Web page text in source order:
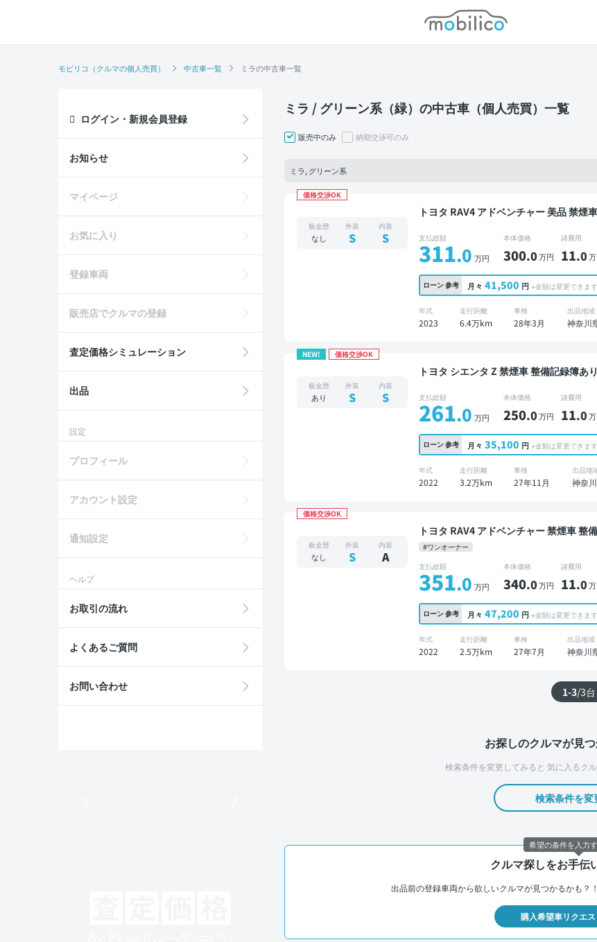
モビリコ
モビリコ（クルマの個人売買） 中古車一覧 ミラの中古車一覧
ミラ / グリーン系（緑）の中古車（個人売買）一覧
販売中のみ 納期交渉可のみ
ミラ, グリーン系
価格交渉OK
トヨタ RAV4 アドベンチャー 美品 禁煙車 整備記録簿あり ディスプレイオーディオ ※ナビキット
ートキー ETC 電動バックドア バックモ
板金歴
なし
外装
S
内装
S 支払総額
311.0 万円
本体価格
300.0万円
諸費用
11.0
ローン参考 月々 41,500 円 ※金額は変更できます
年式
2023
走行距離
6.4万km
車検
28年3月
出品地域
神奈川
NEW! 価格交渉OK
トヨタ シエンタ Z 禁煙車 整備記録簿あり ディスプレイオーディオ TV 後席モニター ブラインド
モニター 全方位カメラ ドライブレコー
板金歴
あり
外装
S
内装
S 支払総額
261.0 万円
本体価格
250.0万円
諸費用
11.0
ローン参考 月々 35,100 円 ※金額は変更できます
年式
2022
走行距離
3.2万km
車検
27年11月
出品地
神奈
価格交渉OK
トヨタ RAV4 アドベンチャー 禁煙車 整備記録簿あり ディスプレイオーディオ ※ナビキットあり
TV ブラインドスポットモニター デジタ
ックモニター 全方位カメラ ドライブレコ
#ワンオーナー
板金歴
なし
外装
S
内装
A
支払総額
351.0 万円
本体価格
340.0万円
諸費用
11.0
ローン参考 月々 47,200 円 ※金額は変更できます
年式
2022
走行距離
2.5万km
車検
27年7月
出品地域
神奈川
1-3/3台
お探しのクルマが見
検索条件を変更してみると 気に入るク
検索条件を変
クルマ探しをお手伝
出品前の登録車両から欲しいクルマが見つかるかも？！
購入希望車リクエ
ログイン・新規会員登録
お知らせ
マイページ
お気に入り
登録車両
販売店でクルマの登録
査定価格シミュレーション
出品
設定
プロフィール
アカウント設定
通知設定
ヘルプ
お取引の流れ
よくあるご質問
お問い合わせ
希望の条件を入力